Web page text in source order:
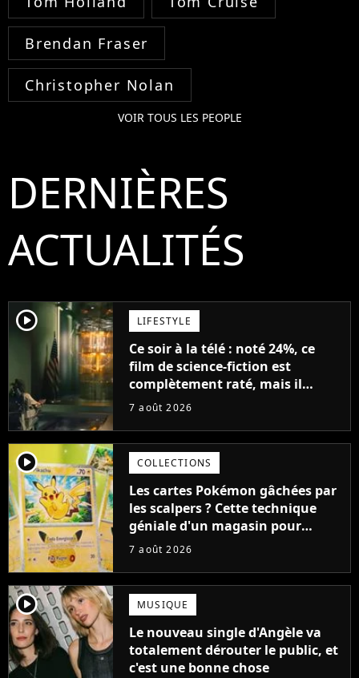
Brendan Fraser
Christopher Nolan
VOIR TOUS LES PEOPLE
DERNIÈRES
ACTUALITÉS
player2 LIFESTYLE
Ce soir à la télé : noté 24%, ce
film de science-fiction est
complètement raté, mais il
aurait pu être encore pire à
7 août 2026
player2 COLLECTIONS
Les cartes Pokémon gâchées par
les scalpers ? Cette technique
géniale d'un magasin pour
ruiner les revendeurs
7 août 2026
player2 MUSIQUE
Le nouveau single d'Angèle va
totalement dérouter le public, et
c'est une bonne chose